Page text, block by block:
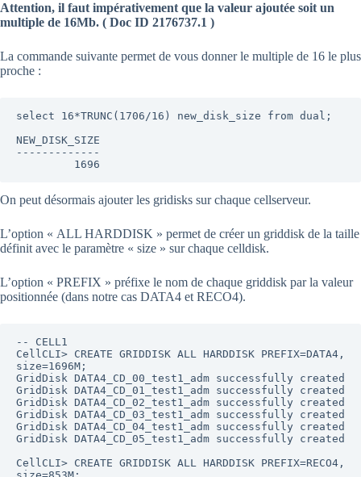
Attention, il faut impérativement que la valeur ajoutée soit un
multiple de 16Mb. ( Doc ID 2176737.1 )
La commande suivante permet de vous donner le multiple de 16 le plus
proche :
select 16*TRUNC(1706/16) new_disk_size from dual;
NEW_DISK_SIZE
-------------
On peut désormais ajouter les gridisks sur chaque cellserveur.
L’option « ALL HARDDISK » permet de créer un griddisk de la taille
définit avec le paramètre « size » sur chaque celldisk.
L’option « PREFIX » préfixe le nom de chaque griddisk par la valeur
positionnée (dans notre cas DATA4 et RECO4).
-- CELL1
CellCLI> CREATE GRIDDISK ALL HARDDISK PREFIX=DATA4,
size=1696M;
GridDisk DATA4_CD_00_test1_adm successfully created
GridDisk DATA4_CD_01_test1_adm successfully created
GridDisk DATA4_CD_02_test1_adm successfully created
GridDisk DATA4_CD_03_test1_adm successfully created
GridDisk DATA4_CD_04_test1_adm successfully created
GridDisk DATA4_CD_05_test1_adm successfully created
CellCLI> CREATE GRIDDISK ALL HARDDISK PREFIX=RECO4,